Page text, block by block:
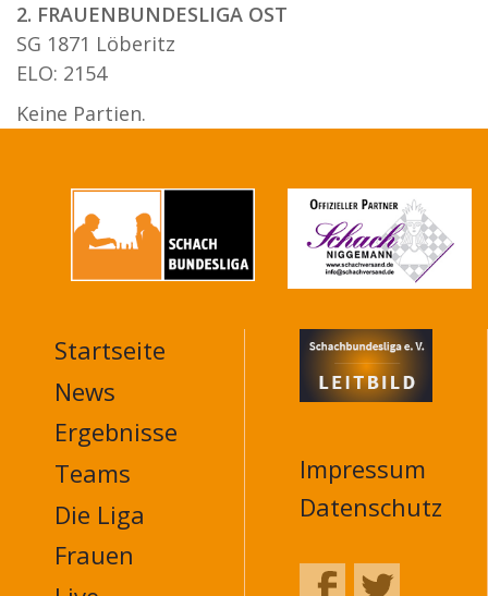
2. FRAUENBUNDESLIGA OST
SG 1871 Löberitz
ELO: 2154
Keine Partien.
MAIN
NAVIGATION
FOOTER
Startseite
News
Ergebnisse
Teams
Die Liga
Frauen
Impressum
Datenschutz